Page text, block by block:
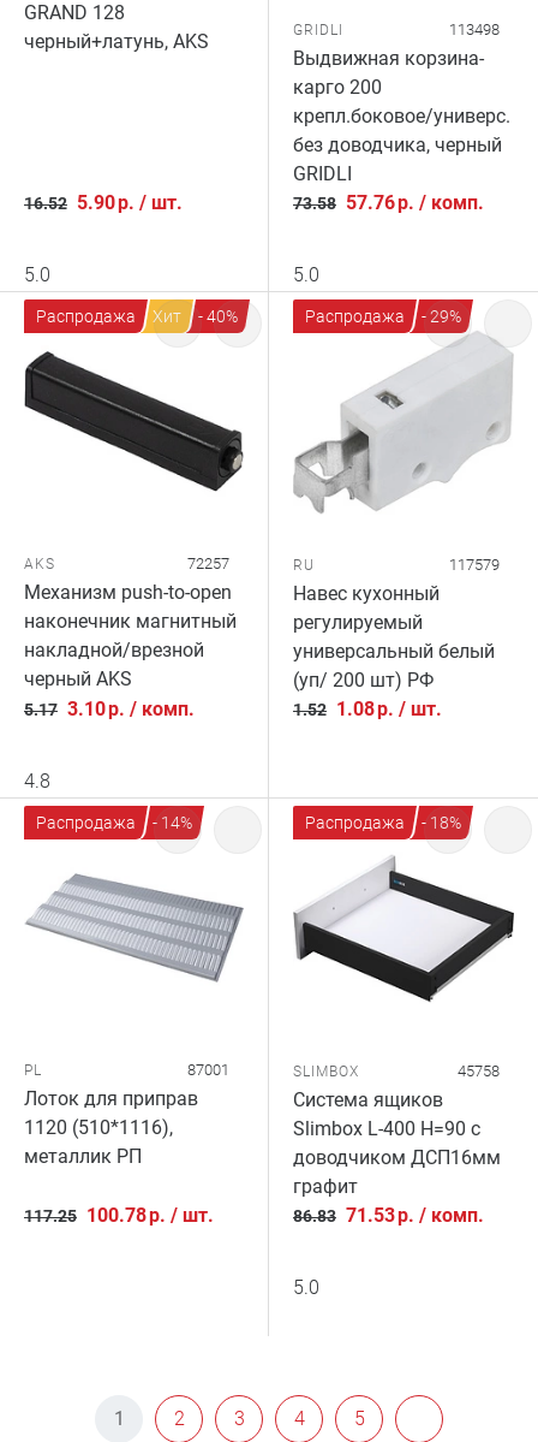
GRAND 128
черный+латунь, AKS
16.52 5.90р. / шт.
5.0
GRIDLI 113498
Выдвижная корзина-
карго 200
крепл.боковое/универс.
без доводчика, черный
GRIDLI
73.58 57.76р. / комп.
5.0
Распродажа Хит - 40%
AKS 72257
Механизм push-to-open
наконечник магнитный
накладной/врезной
черный AKS
5.17 3.10р. / комп.
4.8
Распродажа - 29%
RU 117579
Навес кухонный
регулируемый
универсальный белый
(уп/ 200 шт) РФ
1.52 1.08р. / шт.
Распродажа - 14%
PL 87001
Лоток для приправ
1120 (510*1116),
металлик РП
117.25 100.78р. / шт.
Распродажа - 18%
SLIMBOX 45758
Система ящиков
Slimbox L-400 H=90 с
доводчиком ДСП16мм
графит
86.83 71.53р. / комп.
5.0
1 2 3 4 5